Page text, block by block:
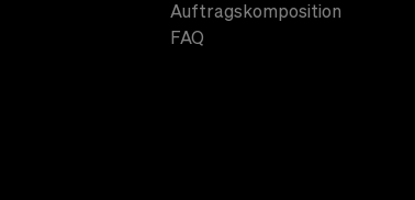
Auftragskomposition
FAQ